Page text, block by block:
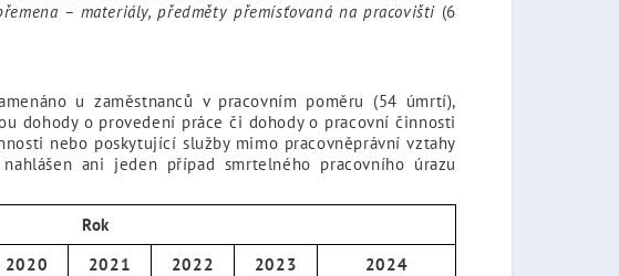
– materiály, předměty přemísťovaná na pracovišti (6
u zaměstnanců v pracovním poměru (54 úmrtí),
dohody o provedení práce či dohody o pracovní činnosti
nebo poskytující služby mimo pracovněprávní vztahy
ani jeden případ smrtelného pracovního úrazu
Rok
2020 2021 2022 2023
2024